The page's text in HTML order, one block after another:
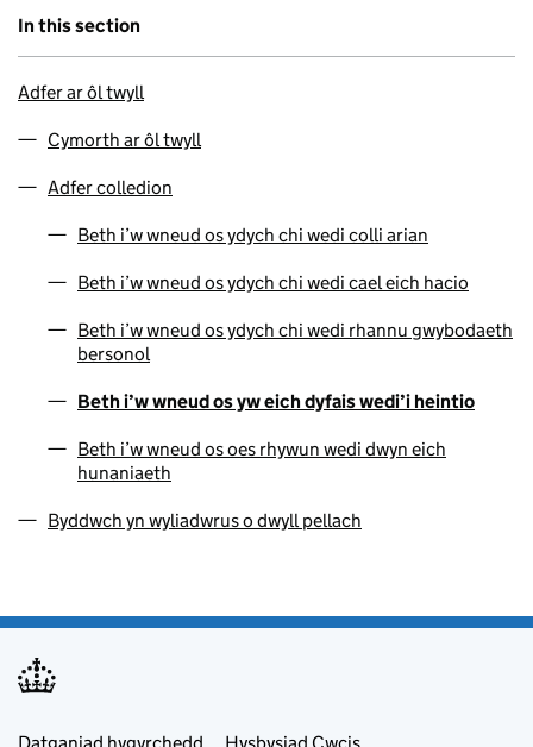
In this section
Adfer ar ôl twyll
Cymorth ar ôl twyll
Adfer colledion
Beth i’w wneud os ydych chi wedi colli arian
Beth i’w wneud os ydych chi wedi cael eich hacio
Beth i’w wneud os ydych chi wedi rhannu gwybodaeth
bersonol
Beth i’w wneud os yw eich dyfais wedi’i heintio
Beth i’w wneud os oes rhywun wedi dwyn eich
hunaniaeth
Byddwch yn wyliadwrus o dwyll pellach